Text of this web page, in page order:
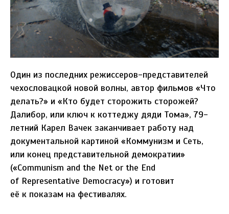
Один из последних режиссеров-представителей
чехословацкой новой волны, автор фильмов «Что
делать?» и «Кто будет сторожить сторожей?
Далибор, или ключ к коттеджу дяди Тома», 79-
летний Карел Вачек заканчивает работу над
документальной картиной «Коммунизм и Сеть,
или конец представительной демократии»
(«Communism and the Net or the End
of Representative Democracy») и готовит
её к показам на фестивалях.